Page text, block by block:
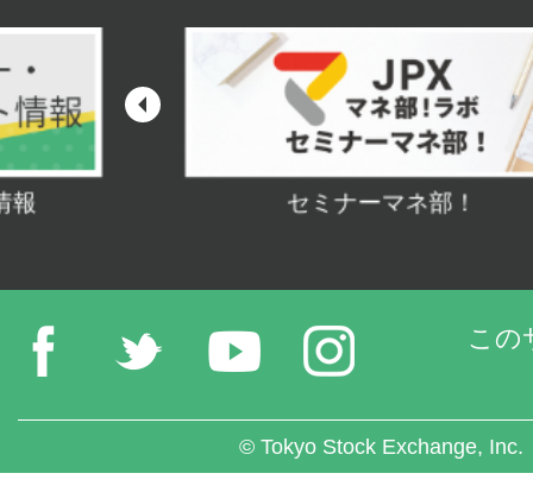
報 セミナーマネ部！
この
© Tokyo Stock Exchange, Inc.